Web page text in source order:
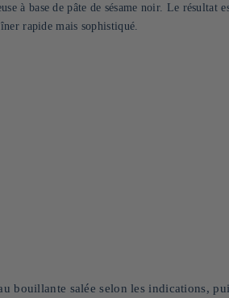
à base de pâte de sésame noir. Le résultat
rapide mais sophistiqué.
bouillante salée selon les indications,